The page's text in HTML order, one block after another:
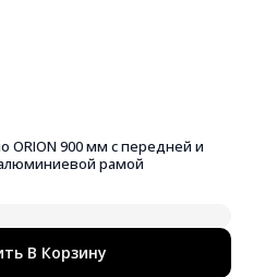
ORION 900 мм с передней и
рамой
В Корзину